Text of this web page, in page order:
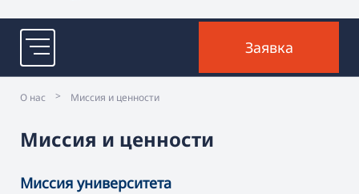
Заявка
О нас > Миссия и ценности
Миссия и ценности
Миссия университета